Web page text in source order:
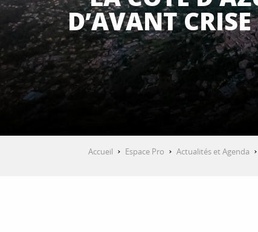
D’AVANT
Accueil Espace Pro Actualités et Agenda